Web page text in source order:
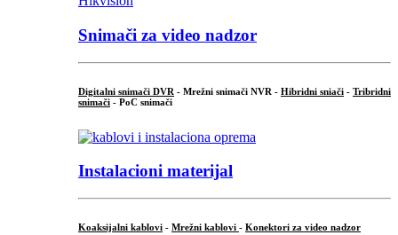
Snimači za video nadzor
Digitalni snimači DVR - Mrežni snimači NVR - Hibridni sniači - Tribridni
snimači - PoC snimači
Instalacioni materijal
Koaksijalni kablovi - Mrežni kablovi - Konektori za video nadzor